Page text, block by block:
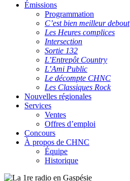
Émissions
Programmation
C’est bien meilleur debout
Les Heures complices
Intersection
Sortie 132
L’Entrepôt Country
L’Ami Public
Le décompte CHNC
Les Classiques Rock
Nouvelles régionales
Services
Ventes
Offres d’emploi
Concours
À propos de CHNC
Équipe
Historique